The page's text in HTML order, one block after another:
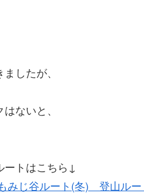
したが、
ないと、
トはこちら↓
みじ谷ルート(冬) 登山ルー